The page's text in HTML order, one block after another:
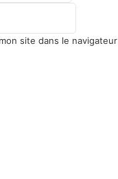
site dans le